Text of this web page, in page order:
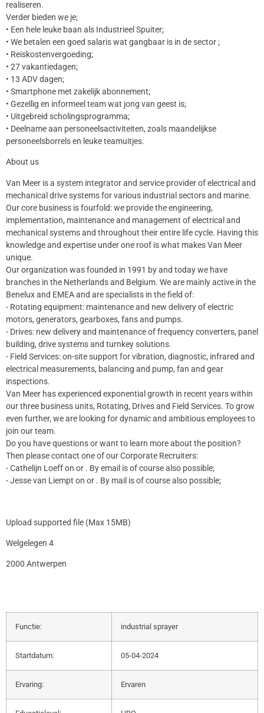
realiseren.
Verder bieden we je;
• Een hele leuke baan als Industrieel Spuiter;
• We betalen een goed salaris wat gangbaar is in de sector ;
• Reiskostenvergoeding;
• 27 vakantiedagen;
• 13 ADV dagen;
• Smartphone met zakelijk abonnement;
• Gezellig en informeel team wat jong van geest is;
• Uitgebreid scholingsprogramma;
• Deelname aan personeelsactiviteiten, zoals maandelijkse
personeelsborrels en leuke teamuitjes.
About us
Van Meer is a system integrator and service provider of electrical and
mechanical drive systems for various industrial sectors and marine.
Our core business is fourfold: we provide the engineering,
implementation, maintenance and management of electrical and
mechanical systems and throughout their entire life cycle. Having this
knowledge and expertise under one roof is what makes Van Meer
unique.
Our organization was founded in 1991 by and today we have
branches in the Netherlands and Belgium. We are mainly active in the
Benelux and EMEA and are specialists in the field of:
- Rotating equipment: maintenance and new delivery of electric
motors, generators, gearboxes, fans and pumps.
- Drives: new delivery and maintenance of frequency converters, panel
building, drive systems and turnkey solutions.
- Field Services: on-site support for vibration, diagnostic, infrared and
electrical measurements, balancing and pump, fan and gear
inspections.
Van Meer has experienced exponential growth in recent years within
our three business units, Rotating, Drives and Field Services. To grow
even further, we are looking for dynamic and ambitious employees to
join our team.
Do you have questions or want to learn more about the position?
Then please contact one of our Corporate Recruiters:
- Cathelijn Loeff on or . By email is of course also possible;
- Jesse van Liempt on or . By mail is of course also possible;
Upload supported file (Max 15MB)
Welgelegen 4
2000 Antwerpen
Functie: industrial sprayer
Startdatum: 05-04-2024
Ervaring: Ervaren